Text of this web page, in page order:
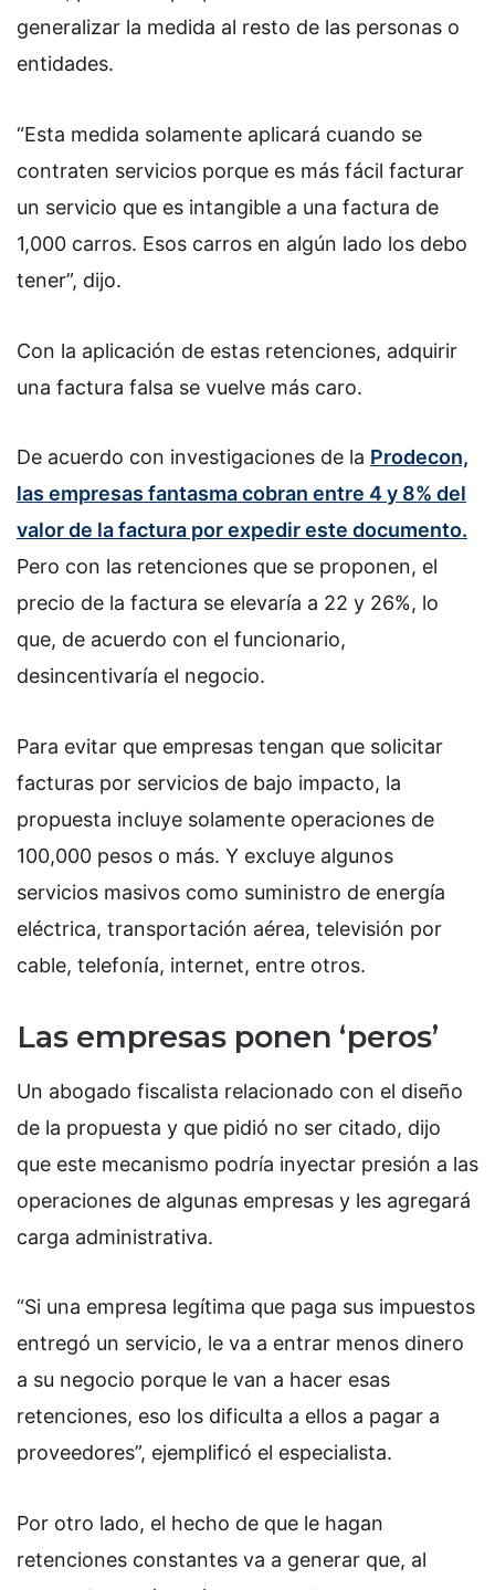
generalizar la medida al resto de las personas o
entidades.
“Esta medida solamente aplicará cuando se
contraten servicios porque es más fácil facturar
un servicio que es intangible a una factura de
1,000 carros. Esos carros en algún lado los debo
tener”, dijo.
Con la aplicación de estas retenciones, adquirir
una factura falsa se vuelve más caro.
De acuerdo con investigaciones de la Prodecon,
las empresas fantasma cobran entre 4 y 8% del
valor de la factura por expedir este documento.
Pero con las retenciones que se proponen, el
precio de la factura se elevaría a 22 y 26%, lo
que, de acuerdo con el funcionario,
desincentivaría el negocio.
Para evitar que empresas tengan que solicitar
facturas por servicios de bajo impacto, la
propuesta incluye solamente operaciones de
100,000 pesos o más. Y excluye algunos
servicios masivos como suministro de energía
eléctrica, transportación aérea, televisión por
cable, telefonía, internet, entre otros.
Las empresas ponen ‘peros’
Un abogado fiscalista relacionado con el diseño
de la propuesta y que pidió no ser citado, dijo
que este mecanismo podría inyectar presión a las
operaciones de algunas empresas y les agregará
carga administrativa.
“Si una empresa legítima que paga sus impuestos
entregó un servicio, le va a entrar menos dinero
a su negocio porque le van a hacer esas
retenciones, eso los dificulta a ellos a pagar a
proveedores”, ejemplificó el especialista.
Por otro lado, el hecho de que le hagan
retenciones constantes va a generar que, al